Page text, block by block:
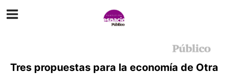
Tres propuestas para la economía de Otra